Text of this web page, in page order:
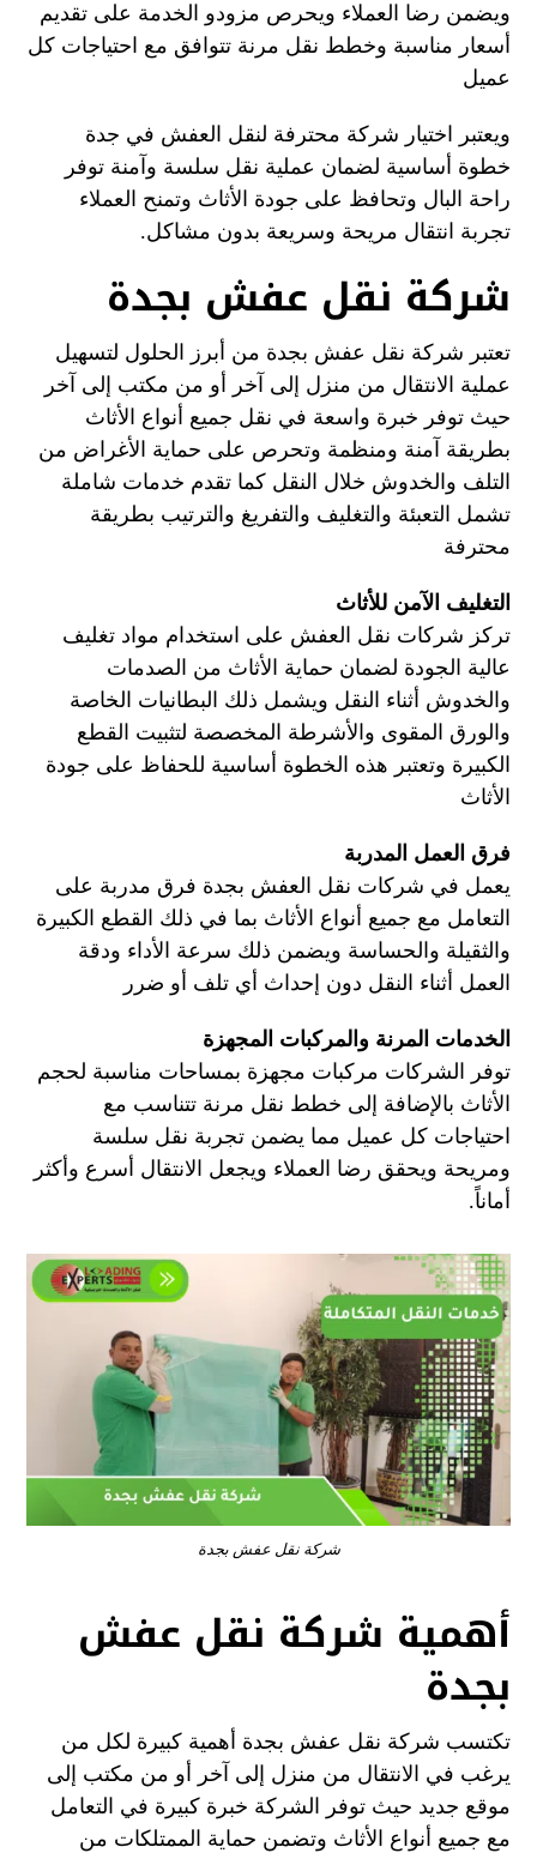
ويضمن رضا العملاء ويحرص مزودو الخدمة على تقديم
أسعار مناسبة وخطط نقل مرنة تتوافق مع احتياجات كل
عميل
ويعتبر اختيار شركة محترفة لنقل العفش في جدة
خطوة أساسية لضمان عملية نقل سلسة وآمنة توفر
راحة البال وتحافظ على جودة الأثاث وتمنح العملاء
تجربة انتقال مريحة وسريعة بدون مشاكل.
شركة نقل عفش بجدة
تعتبر شركة نقل عفش بجدة من أبرز الحلول لتسهيل
عملية الانتقال من منزل إلى آخر أو من مكتب إلى آخر
حيث توفر خبرة واسعة في نقل جميع أنواع الأثاث
بطريقة آمنة ومنظمة وتحرص على حماية الأغراض من
التلف والخدوش خلال النقل كما تقدم خدمات شاملة
تشمل التعبئة والتغليف والتفريغ والترتيب بطريقة
محترفة
التغليف الآمن للأثاث
تركز شركات نقل العفش على استخدام مواد تغليف
عالية الجودة لضمان حماية الأثاث من الصدمات
والخدوش أثناء النقل ويشمل ذلك البطانيات الخاصة
والورق المقوى والأشرطة المخصصة لتثبيت القطع
الكبيرة وتعتبر هذه الخطوة أساسية للحفاظ على جودة
الأثاث
فرق العمل المدربة
يعمل في شركات نقل العفش بجدة فرق مدربة على
التعامل مع جميع أنواع الأثاث بما في ذلك القطع الكبيرة
والثقيلة والحساسة ويضمن ذلك سرعة الأداء ودقة
العمل أثناء النقل دون إحداث أي تلف أو ضرر
الخدمات المرنة والمركبات المجهزة
توفر الشركات مركبات مجهزة بمساحات مناسبة لحجم
الأثاث بالإضافة إلى خطط نقل مرنة تتناسب مع
احتياجات كل عميل مما يضمن تجربة نقل سلسة
ومريحة ويحقق رضا العملاء ويجعل الانتقال أسرع وأكثر
أماناً.
شركة نقل عفش بجدة
أهمية شركة نقل عفش
بجدة
تكتسب شركة نقل عفش بجدة أهمية كبيرة لكل من
يرغب في الانتقال من منزل إلى آخر أو من مكتب إلى
موقع جديد حيث توفر الشركة خبرة كبيرة في التعامل
مع جميع أنواع الأثاث وتضمن حماية الممتلكات من